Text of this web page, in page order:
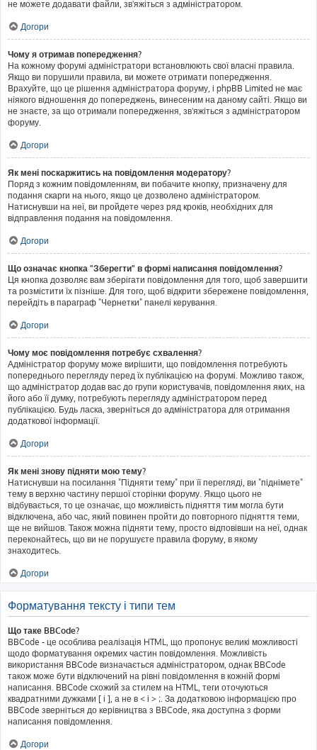
не можете додавати файли, зв'яжіться з адміністратором.
Догори
Чому я отримав попередження?
На кожному форумі адміністратори встановлюють свої власні правила.
Якщо ви порушили правила, ви можете отримати попередження.
Врахуйте, що це рішення адміністратора форуму, і phpBB Limited не має
ніякого відношення до попереджень, винесеним на даному сайті. Якщо ви
не знаєте, за що отримали попередження, зв'яжіться з адміністратором
форуму.
Догори
Як мені поскаржитись на повідомлення модератору?
Поряд з кожним повідомленням, ви побачите кнопку, призначену для
подання скарги на нього, якщо це дозволено адміністратором.
Натиснувши на неї, ви пройдете через ряд кроків, необхідних для
відправлення подання на повідомлення.
Догори
Що означає кнопка "Зберегти" в формі написання повідомлення?
Ця кнопка дозволяє вам зберігати повідомлення для того, щоб завершити
та розмістити їх пізніше. Для того, щоб відкрити збережене повідомлення,
перейдіть в параграф "Чернетки" панелі керування.
Догори
Чому моє повідомлення потребує схвалення?
Адміністратор форуму може вирішити, що повідомлення потребують
попереднього перегляду перед їх публікацією на форумі. Можливо також,
що адміністратор додав вас до групи користувачів, повідомлення яких, на
його або її думку, потребують перегляду адміністратором перед
публікацією. Будь ласка, зверніться до адміністратора для отримання
додаткової інформації.
Догори
Як мені знову підняти мою тему?
Натиснувши на посилання "Підняти тему" при її перегляді, ви "піднімете"
тему в верхню частину першої сторінки форуму. Якщо цього не
відбувається, то це означає, що можливість підняття тим могла бути
відключена, або час, який повинен пройти до повторного підняття теми,
ще не вийшов. Також можна підняти тему, просто відповівши на неї, однак
переконайтесь, що ви не порушуєте правила форуму, в якому
знаходитесь.
Догори
Форматування тексту і типи тем
Що таке BBCode?
BBCode - це особлива реалізація HTML, що пропонує великі можливості
щодо форматування окремих частин повідомлення. Можливість
використання BBCode визначається адміністратором, однак BBCode
також може бути відключений на рівні повідомлення в кожній формі
написання. BBCode схожий за стилем на HTML, теги оточуються
квадратними дужками [ і ], а не в < і > ;. За додатковою інформацією про
BBCode зверніться до керівництва з BBCode, яка доступна з форми
написання повідомлення.
Догори